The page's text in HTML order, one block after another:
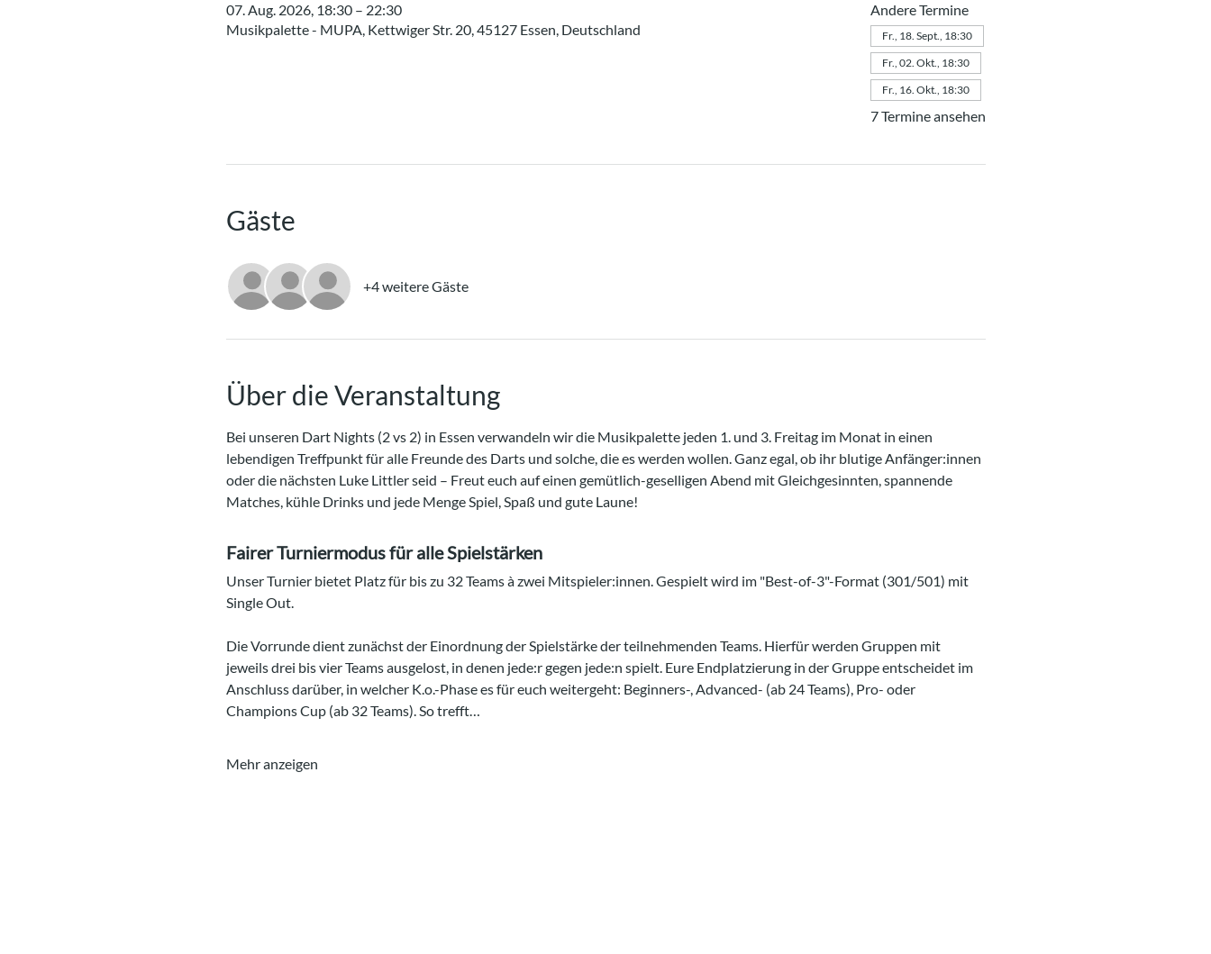
07. Aug. 2026, 18:30 – 22:30
Musikpalette - MUPA, Kettwiger Str. 20, 45127 Essen, Deutschland
Andere Termine
Fr., 18. Sept., 18:30
Fr., 02. Okt., 18:30
Fr., 16. Okt., 18:30
7 Termine ansehen
Gäste
+4 weitere Gäste
Über die Veranstaltung
Bei unseren Dart Nights (2 vs 2) in Essen verwandeln wir die Musikpalette jeden 1. und 3. Freitag im Monat in einen
lebendigen Treffpunkt für alle Freunde des Darts und solche, die es werden wollen. Ganz egal, ob ihr blutige Anfänger:innen
oder die nächsten Luke Littler seid – Freut euch auf einen gemütlich-geselligen Abend mit Gleichgesinnten, spannende
Matches, kühle Drinks und jede Menge Spiel, Spaß und gute Laune!
Fairer Turniermodus für alle Spielstärken
Unser Turnier bietet Platz für bis zu 32 Teams à zwei Mitspieler:innen. Gespielt wird im "Best-of-3"-Format (301/501) mit
Single Out.
Die Vorrunde dient zunächst der Einordnung der Spielstärke der teilnehmenden Teams. Hierfür werden Gruppen mit
jeweils drei bis vier Teams ausgelost, in denen jede:r gegen jede:n spielt. Eure Endplatzierung in der Gruppe entscheidet im
Anschluss darüber, in welcher K.o.-Phase es für euch weitergeht: Beginners-, Advanced- (ab 24 Teams), Pro- oder
Champions Cup (ab 32 Teams). So trefft…
Mehr anzeigen